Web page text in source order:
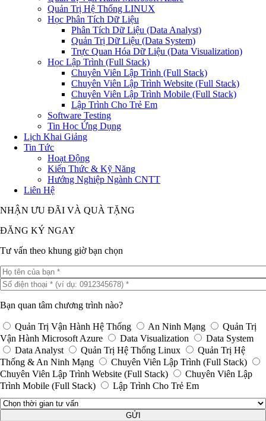
Quản Trị Hệ Thống LINUX
Học Phân Tích Dữ Liệu
Phân Tích Dữ Liệu (Data Analyst)
Quản Trị Dữ Liệu (Data System)
Trực Quan Hóa Dữ Liệu (Data Visualization)
Học Lập Trình (Full Stack)
Chuyên Viên Lập Trình (Full Stack)
Chuyên Viên Lập Trình Website (Full Stack)
Chuyên Viên Lập Trình Mobile (Full Stack)
Lập Trình Cho Trẻ Em
Software Testing
Tin Học Ứng Dụng
Lịch Khai Giảng
Tin Tức
Hoạt Động
Kiến Thức & Kỹ Năng
Hướng Nghiệp Ngành CNTT
Liên Hệ
NHẬN ƯU ĐÃI VÀ QUÀ TẶNG
ĐĂNG KÝ NGAY
Tư vấn theo khung giờ bạn chọn
Bạn quan tâm chương trình nào?
Quản Trị Vận Hành Hệ Thống An Ninh Mạng
Quản Trị
Vận Hành Microsoft Azure
Data Visualization
Data System
Data Analyst
Quản Trị Hệ Thống Linux
Quản Trị Hệ
Thống & An Ninh Mạng
Chuyên Viên Lập Trình (Full Stack)
Chuyên Viên Lập Trình Website (Full Stack)
Chuyên Viên Lập
Trình Mobile (Full Stack)
Lập Trình Cho Trẻ Em
GỬI